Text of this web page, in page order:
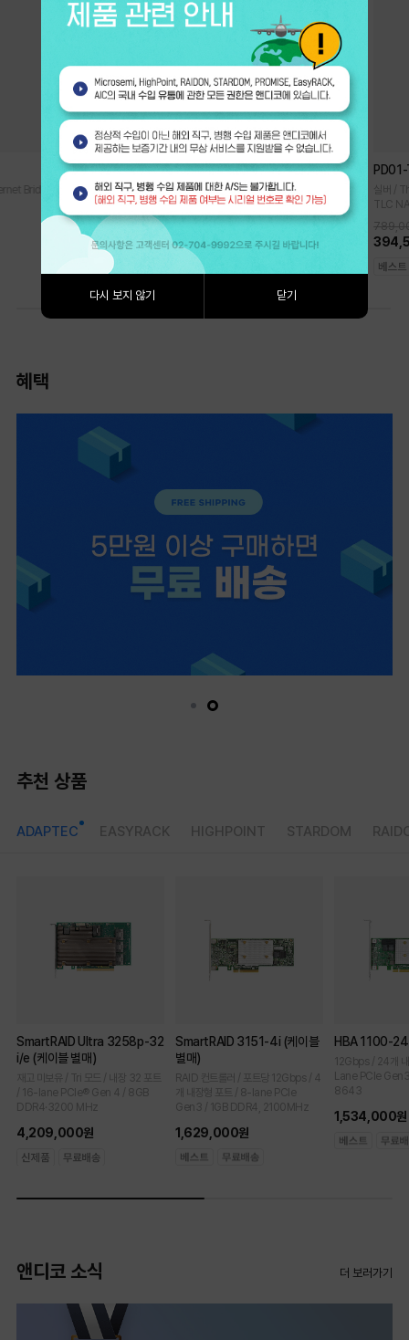
Bridge
iR2022
하드미포함 / RAIDKIT / 2 x 2.5" SATA I, II, III HDD·SSD / RAID 0,
1 / LCM Display
361,000원
실버 /
TLC
혜택
추천 상품
ADAPTEC EASYRACK HIGHPOINT STARDOM
SmartRAID Ultra 3258p-32
i/e (케이블 별매)
재고 미보유 / Tri 모드 / 내장 32 포트
/ 16-lane PCIe® Gen 4 / 8GB
DDR4·3200 MHz
4,209,000원
SmartRAID 3151-4i (케이블
별매)
RAID 컨트롤러 / 포트당 12Gbps / 4
개 내장형 포트 / 8-lane PCIe
Gen3 / 1GB DDR4, 2100MHz
1,629,000원
HBA 1100-
12Gbps / 24개
Lane PCIe
8643
1,534,000원
앤디코 소식 더 보러가기
다시 보지 않기 닫기